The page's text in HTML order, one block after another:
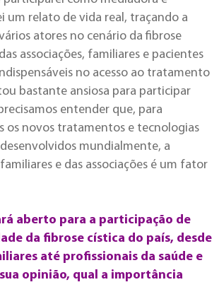
um relato de vida real, traçando a
atores no cenário da fibrose
associações, familiares e pacientes
no acesso ao tratamento
bastante ansiosa para participar
entender que, para
os novos tratamentos e tecnologias
mundialmente, a
e das associações é um fator
aberto para a participação de
da fibrose cística do país, desde
até profissionais da saúde e
opinião, qual a importância